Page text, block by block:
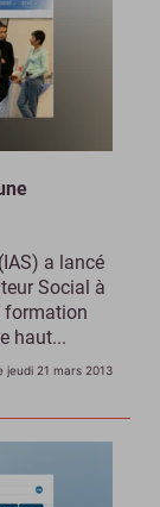
a lancé
Social à
formation
haut...
jeudi 21 mars 2013